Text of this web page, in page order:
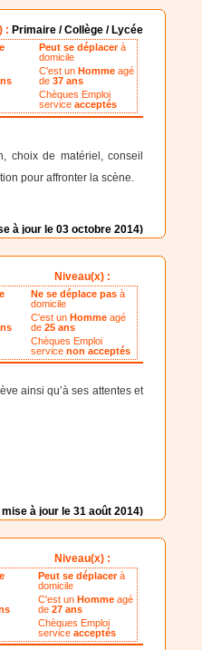
: Primaire / Collège / Lycée
Peut se déplacerà
domicile
C'est un Homme agé
de37 ans
Chèques Emploi
serviceacceptés
choix de matériel, conseil
pour affronter la scène.
à jour le 03 octobre 2014)
Niveau(x) :
Ne se déplace pas à
domicile
C'est unHomme agé
de25 ans
Chèques Emploi
servicenon acceptés
ainsi qu’à ses attentes et
à jour le 31 août 2014)
Niveau(x) :
Peut se déplacerà
domicile
C'est unHomme agé
de27 ans
Chèques Emploi
serviceacceptés